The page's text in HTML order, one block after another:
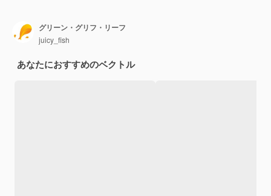
グリーン・グリフ・リーフ
juicy_fish
あなたにおすすめのベクトル